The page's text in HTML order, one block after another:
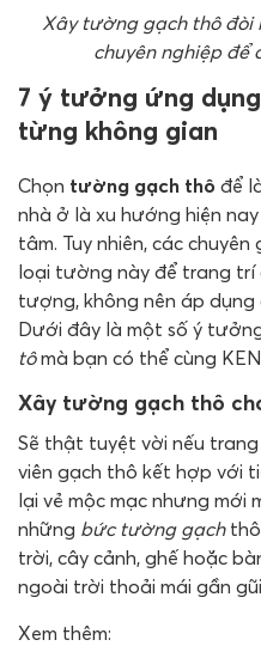
Xây tường gạch thô đòi
chuyên nghiệp để
7 ý tưởng ứng
từng không gian
Chọn tường gạch thô để
nhà ở là xu hướng hiện
tâm. Tuy nhiên, các
loại tường này để trang trí
tượng, không nên áp
Dưới đây là một số ý
tômà bạn có thể cùng
Xây tường gạch thô
Sẽ thật tuyệt vời nếu
viên gạch thô kết hợp với
lại vẻ mộc mạc nhưng mới
những bức tường gạchthô
trời, cây cảnh, ghế hoặc
ngoài trời thoải mái gần
Xem thêm: